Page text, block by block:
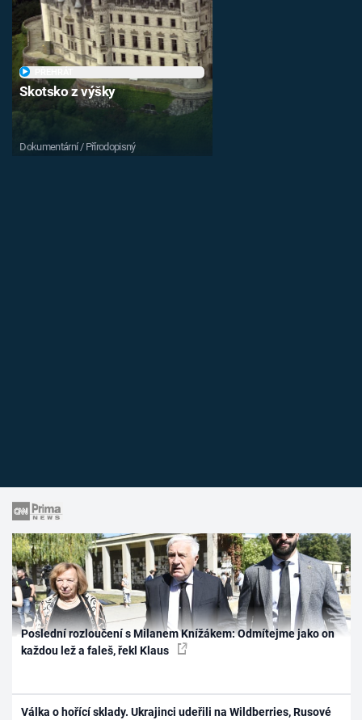
Skotsko z výšky
Dokumentární / Přírodopisný
Poslední rozloučení s Milanem Knížákem: Odmítejme jako on
každou lež a faleš, řekl Klaus
Válka o hořící sklady. Ukrajinci udeřili na Wildberries, Rusové